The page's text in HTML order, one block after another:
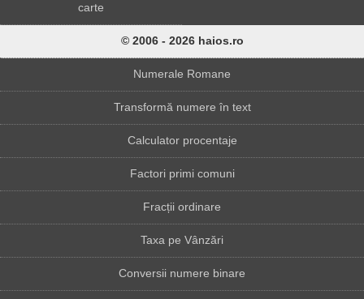
carte
© 2006 - 2026 haios.ro
Numerale Romane
Transformă numere în text
Calculator procentaje
Factori primi comuni
Fracții ordinare
Taxa pe Vânzări
Conversii numere binare